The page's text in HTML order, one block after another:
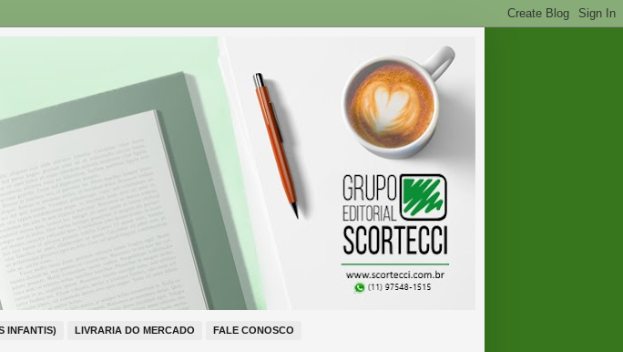
INFANTIS) LIVRARIA DO MERCADO FALE CONOSCO